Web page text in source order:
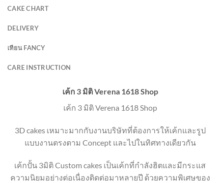
CAKE CHART
DELIVERY
เทียน FANCY
CARE INSTRUCTION
เค้ก 3 มิติ Verena 1618 Shop
เค้ก 3 มิติ Verena 1618 Shop
3D cakes เหมาะมากกับงานบริษัทที่ต้องการให้เค้กและรูป
แบบงานตรงตาม Concept และไปในทิศทางเดียวกัน
เค้กปั้น 3มิติ Custom cakes เป็นเค้กที่กำลังฮิตและมีกระแส
ความนิยมอย่างต่อเนื่องติดต่อมาหลายปี ด้วยความพิเศษของ